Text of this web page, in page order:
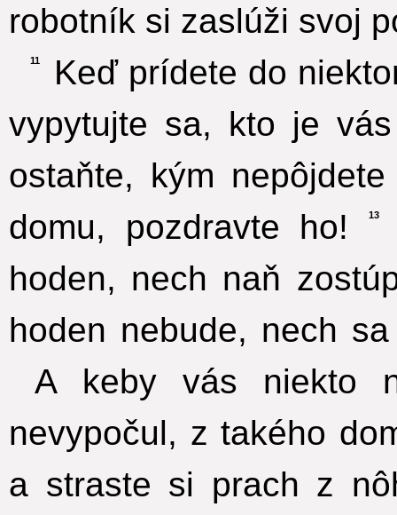
robotník si zaslúži svoj
11
Keď prídete do
vypytujte sa, kto je
ostaňte, kým
domu, pozdravte ho!
13
hoden, nech naň
hoden nebude, nech
A keby vás niekto
nevypočul, z takého
a straste si prach z